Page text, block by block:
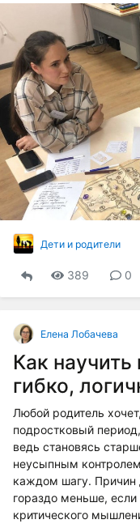
Дети и родители
389 0
Елена Лобачева
Как
гибко,
Любой родитель
подростковый
ведь становясь
неусыпным
каждом шагу. Причин
гораздо меньше,
критического